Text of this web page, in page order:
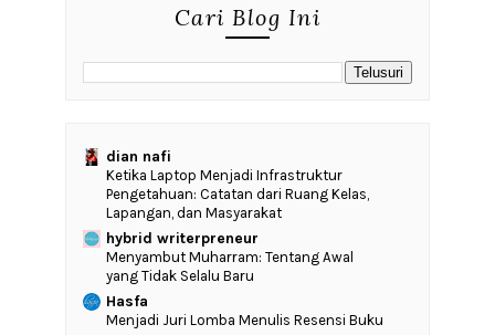
Cari Blog Ini
dian nafi
Ketika Laptop Menjadi Infrastruktur
Pengetahuan: Catatan dari Ruang Kelas,
Lapangan, dan Masyarakat
hybrid writerpreneur
Menyambut Muharram: Tentang Awal
yang Tidak Selalu Baru
Hasfa
Menjadi Juri Lomba Menulis Resensi Buku